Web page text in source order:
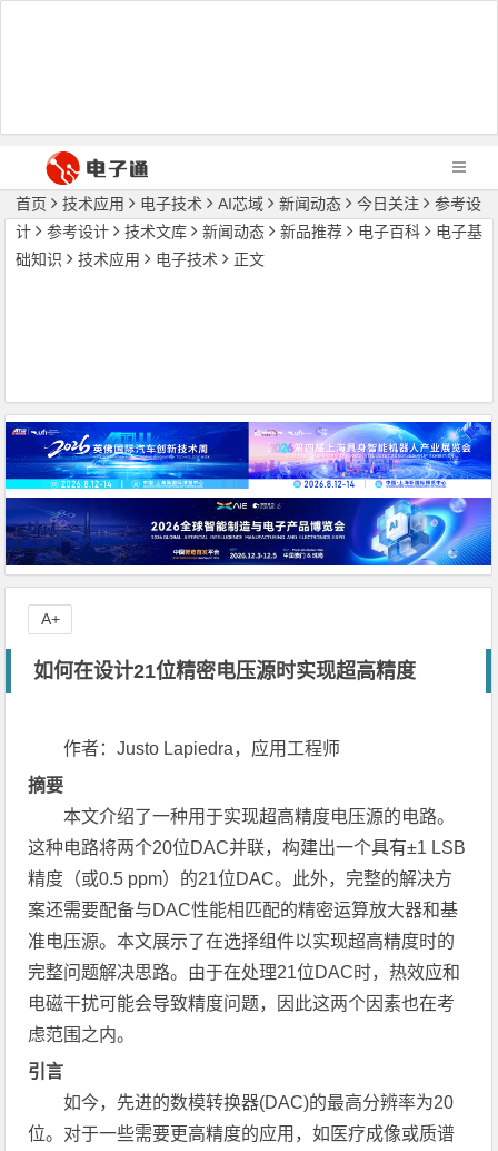
首页 技术应用 电子技术 AI芯域 新闻动态 今日关注
参考设
计
参考设计 技术文库 新闻动态 新品推荐 电子百科
电子基
础知识
技术应用 电子技术 正文
如何在设计21位精密电压源时实现超高精度
作者：Justo Lapiedra，应用工程师
摘要
本文介绍了一种用于实现超高精度电压源的电路。
这种电路将两个20位DAC并联，构建出一个具有±1 LSB
精度（或0.5 ppm）的21位DAC。此外，完整的解决方
案还需要配备与DAC性能相匹配的精密运算放大器和基
准电压源。本文展示了在选择组件以实现超高精度时的
完整问题解决思路。由于在处理21位DAC时，热效应和
电磁干扰可能会导致精度问题，因此这两个因素也在考
虑范围之内。
引言
如今，先进的数模转换器(DAC)的最高分辨率为20
位。对于一些需要更高精度的应用，如医疗成像或质谱
A+